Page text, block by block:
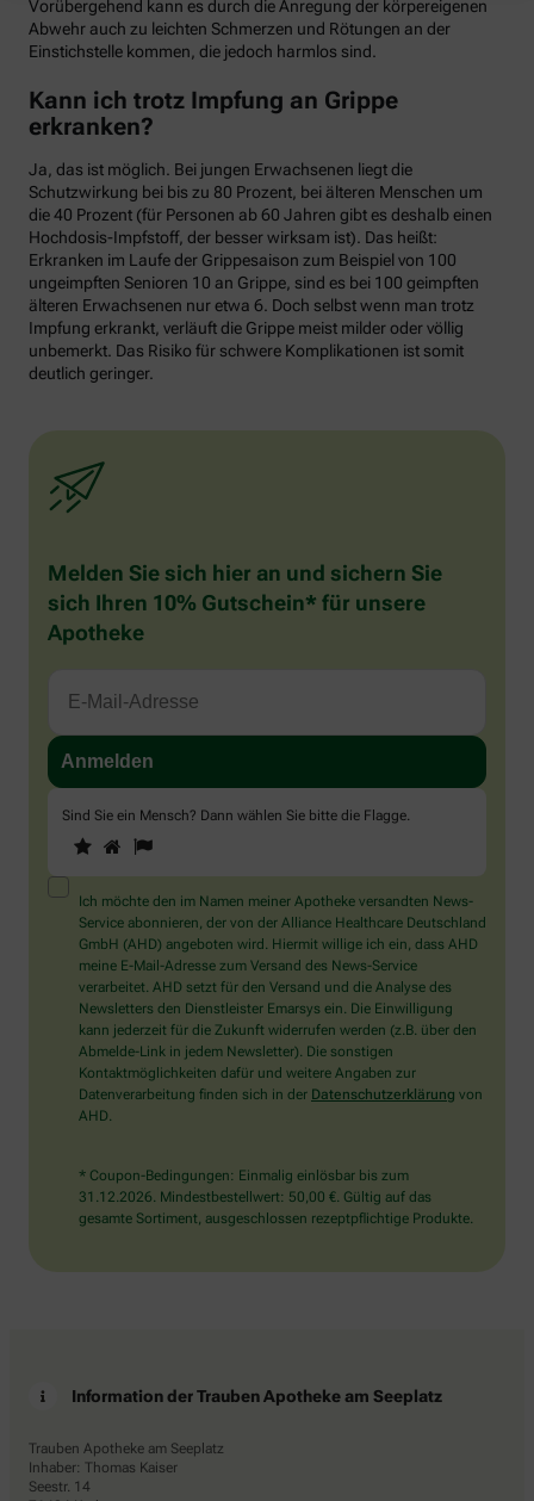
Vorübergehend kann es durch die Anregung der körpereigenen
Abwehr auch zu leichten Schmerzen und Rötungen an der
Einstichstelle kommen, die jedoch harmlos sind.
Kann ich trotz Impfung an Grippe
erkranken?
Ja, das ist möglich. Bei jungen Erwachsenen liegt die
Schutzwirkung bei bis zu 80 Prozent, bei älteren Menschen um
die 40 Prozent (für Personen ab 60 Jahren gibt es deshalb einen
Hochdosis-Impfstoff, der besser wirksam ist). Das heißt:
Erkranken im Laufe der Grippesaison zum Beispiel von 100
ungeimpften Senioren 10 an Grippe, sind es bei 100 geimpften
älteren Erwachsenen nur etwa 6. Doch selbst wenn man trotz
Impfung erkrankt, verläuft die Grippe meist milder oder völlig
unbemerkt. Das Risiko für schwere Komplikationen ist somit
deutlich geringer.
Melden Sie sich hier an und sichern Sie
sich Ihren 10% Gutschein* für unsere
Apotheke
Sind Sie ein Mensch? Dann wählen Sie bitte die Flagge.
Sind
Sie
ein
Mensch?
Dann
wählen
Sie
bitte
die
Flagge.
1 2
Ich möchte den im Namen meiner Apotheke versandten News-
Service abonnieren, der von der Alliance Healthcare Deutschland
GmbH (AHD) angeboten wird. Hiermit willige ich ein, dass AHD
meine E-Mail-Adresse zum Versand des News-Service
verarbeitet. AHD setzt für den Versand und die Analyse des
Newsletters den Dienstleister Emarsys ein. Die Einwilligung
kann jederzeit für die Zukunft widerrufen werden (z.B. über den
Abmelde-Link in jedem Newsletter). Die sonstigen
Kontaktmöglichkeiten dafür und weitere Angaben zur
Datenverarbeitung finden sich in der Datenschutzerklärung von
AHD.
* Coupon-Bedingungen: Einmalig einlösbar bis zum
31.12.2026. Mindestbestellwert: 50,00 €. Gültig auf das
gesamte Sortiment, ausgeschlossen rezeptpflichtige Produkte.
Information der Trauben Apotheke am Seeplatz
Trauben Apotheke am Seeplatz
Inhaber: Thomas Kaiser
Seestr. 14